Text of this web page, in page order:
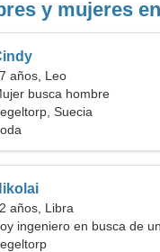
y mujeres
años, Leo
busca hombre
Suecia
años, Libra
ingeniero en busca de